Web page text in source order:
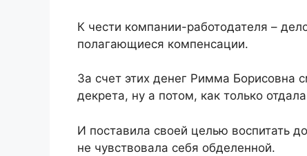
К чести компании-работодателя –
полагающиеся компенсации.
За счет этих денег Римма Борисовна
декрета, ну а потом, как только
И поставила своей целью воспитать
не чувствовала себя обделенной.